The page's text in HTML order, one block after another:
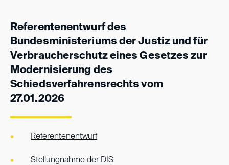
Referentenentwurf des
Bundesministeriums der Justiz und für
Verbraucherschutz eines Gesetzes zur
Modernisierung des
Schiedsverfahrensrechts vom
27.01.2026
Referentenentwurf
Stellungnahme der DIS